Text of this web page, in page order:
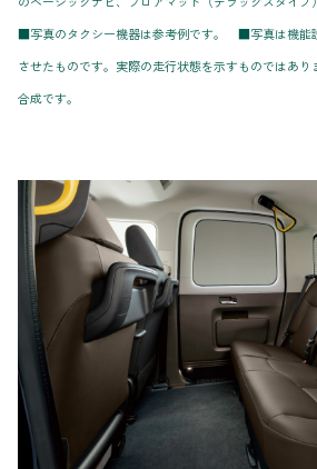
■写真のタクシー機器は参考例です。 ■写真は機能
させたものです。実際の走行状態を示すものではあ
合成です。